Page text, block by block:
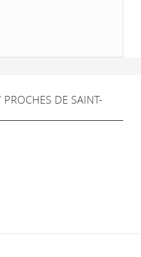
DE SAINT-